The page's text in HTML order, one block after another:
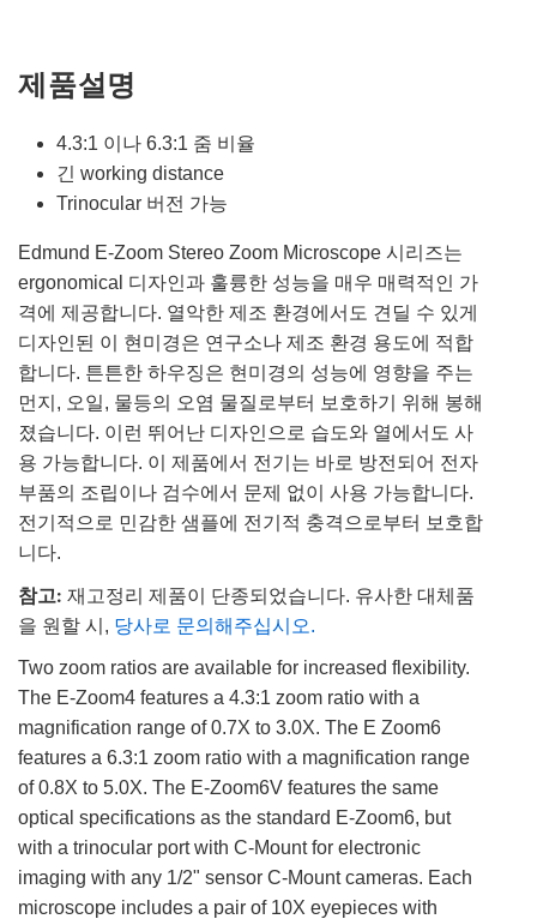
제품설명
4.3:1 이나 6.3:1 줌 비율
긴 working distance
Trinocular 버전 가능
Edmund E-Zoom Stereo Zoom Microscope 시리즈는
ergonomical 디자인과 훌륭한 성능을 매우 매력적인 가
격에 제공합니다. 열악한 제조 환경에서도 견딜 수 있게
디자인된 이 현미경은 연구소나 제조 환경 용도에 적합
합니다. 튼튼한 하우징은 현미경의 성능에 영향을 주는
먼지, 오일, 물등의 오염 물질로부터 보호하기 위해 봉해
졌습니다. 이런 뛰어난 디자인으로 습도와 열에서도 사
용 가능합니다. 이 제품에서 전기는 바로 방전되어 전자
부품의 조립이나 검수에서 문제 없이 사용 가능합니다.
전기적으로 민감한 샘플에 전기적 충격으로부터 보호합
니다.
참고: 재고정리 제품이 단종되었습니다. 유사한 대체품
을 원할 시, 당사로 문의해주십시오.
Two zoom ratios are available for increased flexibility.
The E-Zoom4 features a 4.3:1 zoom ratio with a
magnification range of 0.7X to 3.0X. The E Zoom6
features a 6.3:1 zoom ratio with a magnification range
of 0.8X to 5.0X. The E-Zoom6V features the same
optical specifications as the standard E-Zoom6, but
with a trinocular port with C-Mount for electronic
imaging with any 1/2" sensor C-Mount cameras. Each
microscope includes a pair of 10X eyepieces with